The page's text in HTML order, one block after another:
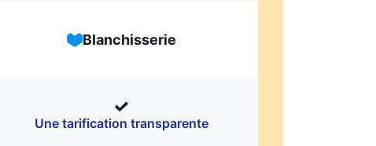
Blanchisserie
Une tarification transparente